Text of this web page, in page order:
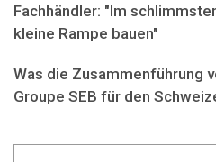
Fachhändler: "Im
kleine Rampe bauen"
Was die Zusammenführung
Groupe SEB für den